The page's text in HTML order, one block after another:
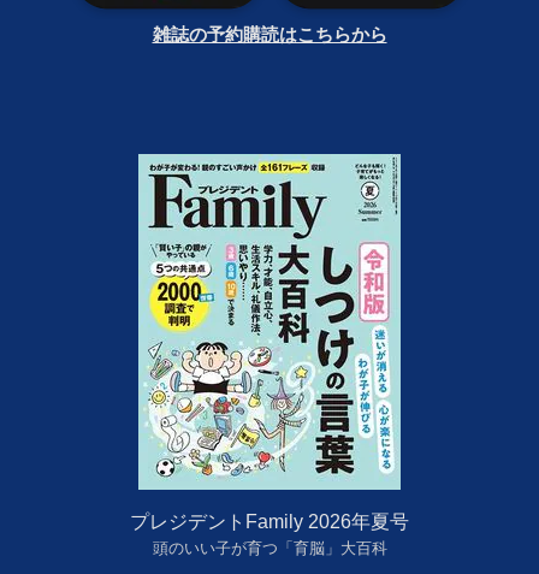
雑誌の予約購読はこちらから
プレジデントFamily 2026年夏号
頭のいい子が育つ「育脳」大百科